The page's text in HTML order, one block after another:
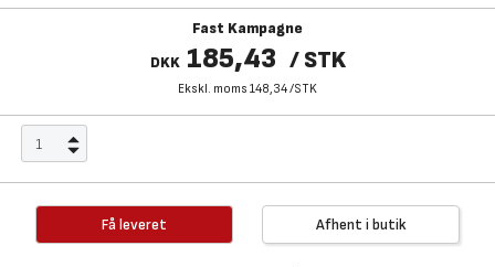
Fast Kampagne
DKK 185,43 / STK
Ekskl. moms 148,34/STK
Få leveret Afhent i butik